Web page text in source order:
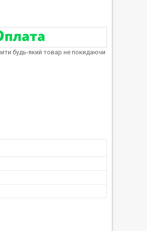
будь-який товар не покидаючи